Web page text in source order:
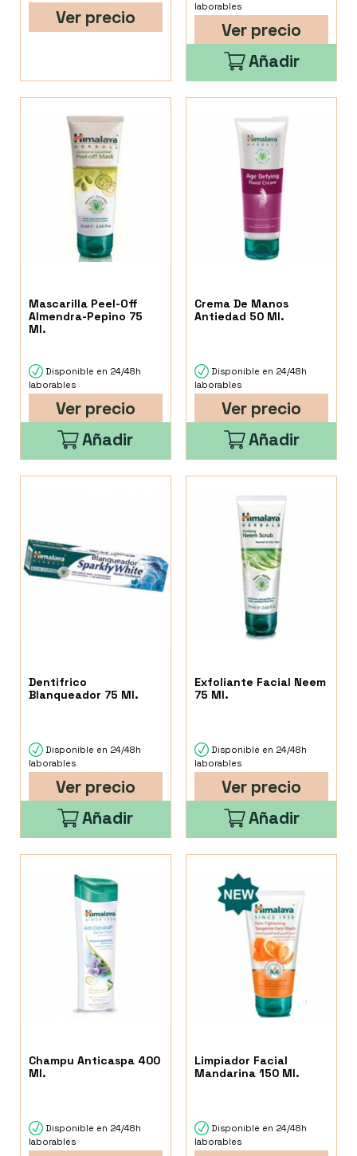
Ver precio
laborables
Ver precio
Añadir
Mascarilla Peel-Off
Almendra-Pepino 75
Ml.
Disponible en 24/48h
laborables
Ver precio
Añadir
Crema De Manos
Antiedad 50 Ml.
Disponible en 24/48h
laborables
Ver precio
Añadir
Dentifrico
Blanqueador 75 Ml.
Disponible en 24/48h
laborables
Ver precio
Añadir
Exfoliante Facial Neem
75 Ml.
Disponible en 24/48h
laborables
Ver precio
Añadir
Champu Anticaspa 400
Ml.
Disponible en 24/48h
laborables
Limpiador Facial
Mandarina 150 Ml.
Disponible en 24/48h
laborables